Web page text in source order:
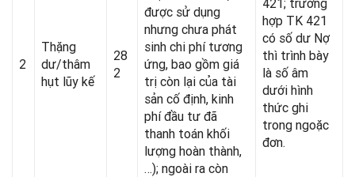
2
Thặng
dư/thâm
hụt lũy kế
28
2
được sử dụng
nhưng chưa phát
sinh chi phí tương
ứng, bao gồm giá
trị còn lại của tài
sản cố định, kinh
phí đầu tư đã
thanh toán khối
lượng hoàn thành,
…); ngoài ra còn
421; trường
hợp TK 421
có số dư Nợ
thì trình bày
là số âm
dưới hình
thức ghi
trong ngoặc
đơn.